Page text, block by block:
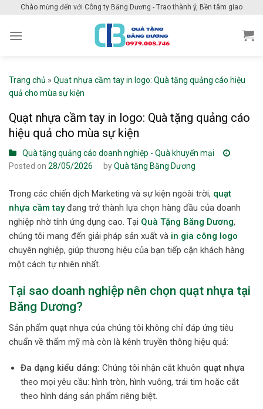
content
Chào mừng đến với Công ty Băng Dương - Trao thành ý, Bền tâm giao
Trang chủ » Quạt nhựa cầm tay in logo: Quà tặng quảng cáo hiệu
quả cho mùa sự kiện
Quạt nhựa cầm tay in logo: Quà tặng quảng cáo
hiệu quả cho mùa sự kiện
Quà tặng quảng cáo doanh nghiệp - Quà khuyến mại
Posted on 28/05/2026 byQuà tặng Băng Dương
Trong các chiến dịch Marketing và sự kiện ngoài trời, quạt
nhựa cầm tayđang trở thành lựa chọn hàng đầu của doanh
nghiệp nhờ tính ứng dụng cao. Tại Quà Tặng Băng Dương,
chúng tôi mang đến giải pháp sản xuất và in gia công logo
chuyên nghiệp, giúp thương hiệu của bạn tiếp cận khách hàng
một cách tự nhiên nhất.
Tại sao doanh nghiệp nên chọn quạt nhựa tại
Băng Dương?
Sản phẩm quạt nhựa của chúng tôi không chỉ đáp ứng tiêu
chuẩn về thẩm mỹ mà còn là kênh truyền thông hiệu quả:
Đa dạng kiểu dáng: Chúng tôi nhận cắt khuôn quạt nhựa
theo mọi yêu cầu: hình tròn, hình vuông, trái tim hoặc cắt
theo hình dáng sản phẩm riêng biệt.